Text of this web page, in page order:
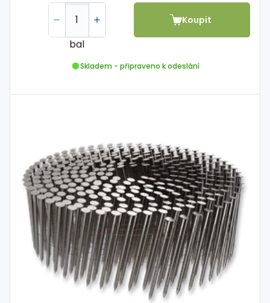
bal
Koupit
Skladem - připraveno k odeslání